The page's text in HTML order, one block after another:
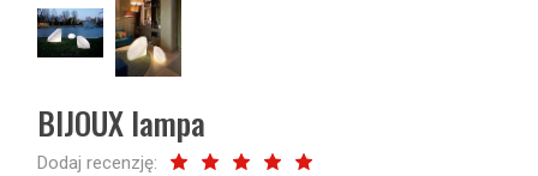
BIJOUX lampa
Dodaj recenzję: